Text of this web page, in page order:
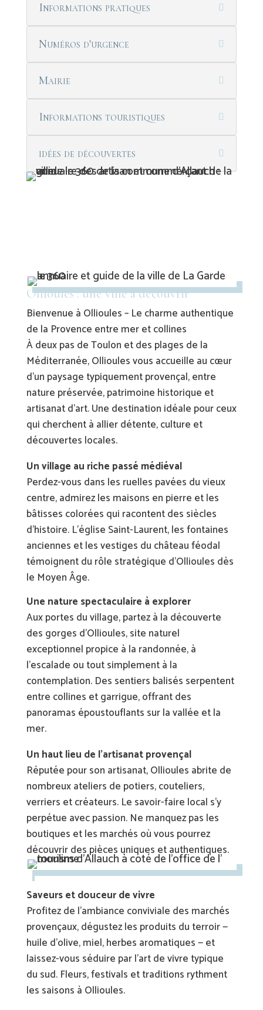
Informations pratiques
Numéros d'urgence
Mairie
Informations touristiques
idées de découvertes
Ollioules : une ville à découvrir
Bienvenue à Ollioules – Le charme authentique
de la Provence entre mer et collines
À deux pas de Toulon et des plages de la
Méditerranée, Ollioules vous accueille au cœur
d’un paysage typiquement provençal, entre
nature préservée, patrimoine historique et
artisanat d’art. Une destination idéale pour ceux
qui cherchent à allier détente, culture et
découvertes locales.
Un village au riche passé médiéval
Perdez-vous dans les ruelles pavées du vieux
centre, admirez les maisons en pierre et les
bâtisses colorées qui racontent des siècles
d’histoire. L’église Saint-Laurent, les fontaines
anciennes et les vestiges du château féodal
témoignent du rôle stratégique d’Ollioules dès
le Moyen Âge.
Une nature spectaculaire à explorer
Aux portes du village, partez à la découverte
des gorges d’Ollioules, site naturel
exceptionnel propice à la randonnée, à
l’escalade ou tout simplement à la
contemplation. Des sentiers balisés serpentent
entre collines et garrigue, offrant des
panoramas époustouflants sur la vallée et la
mer.
Un haut lieu de l’artisanat provençal
Réputée pour son artisanat, Ollioules abrite de
nombreux ateliers de potiers, couteliers,
verriers et créateurs. Le savoir-faire local s’y
perpétue avec passion. Ne manquez pas les
boutiques et les marchés où vous pourrez
découvrir des pièces uniques et authentiques.
Saveurs et douceur de vivre
Profitez de l’ambiance conviviale des marchés
provençaux, dégustez les produits du terroir —
huile d’olive, miel, herbes aromatiques — et
laissez-vous séduire par l’art de vivre typique
du sud. Fleurs, festivals et traditions rythment
les saisons à Ollioules.